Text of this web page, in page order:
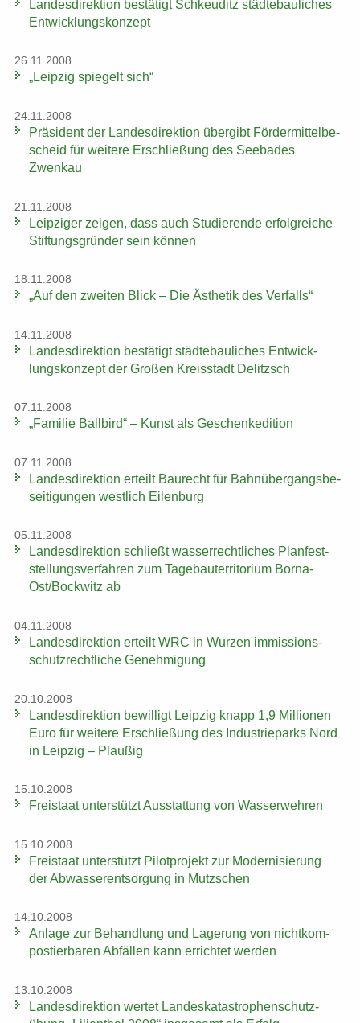
Lan­des­di­rek­ti­on be­stä­tigt Schkeu­ditz städ­te­bau­li­ches
Ent­wick­lungs­kon­zept
26.11.2008
„Leip­zig spie­gelt sich“
24.11.2008
Prä­si­dent der Lan­des­di­rek­ti­on über­gibt För­der­mit­tel­be­
scheid für wei­te­re Er­schlie­ßung des See­ba­des
Zwenkau
21.11.2008
Leip­zi­ger zei­gen, dass auch Stu­die­ren­de er­folg­rei­che
Stif­tungs­grün­der sein kön­nen
18.11.2008
„Auf den zwei­ten Blick – Die Äs­the­tik des Ver­falls“
14.11.2008
Lan­des­di­rek­ti­on be­stä­tigt städ­te­bau­li­ches Ent­wick­
lungs­kon­zept der Gro­ßen Kreis­stadt De­litzsch
07.11.2008
„Fa­mi­lie Ball­bird“ – Kunst als Ge­schen­ke­di­ti­on
07.11.2008
Lan­des­di­rek­ti­on er­teilt Bau­recht für Bahn­über­gangs­be­
sei­ti­gun­gen west­lich Ei­len­burg
05.11.2008
Lan­des­di­rek­ti­on schließt was­ser­recht­li­ches Plan­fest­
stel­lungs­ver­fah­ren zum Ta­ge­bau­ter­ri­to­ri­um Borna-​
Ost/Bock­witz ab
04.11.2008
Lan­des­di­rek­ti­on er­teilt WRC in Wur­zen im­mis­si­ons­
schutz­recht­li­che Ge­neh­mi­gung
20.10.2008
Lan­des­di­rek­ti­on be­wil­ligt Leip­zig knapp 1,9 Mil­lio­nen
Euro für wei­te­re Er­schlie­ßung des In­dus­trie­parks Nord
in Leip­zig – Plau­ßig
15.10.2008
Frei­staat un­ter­stützt Aus­stat­tung von Was­ser­weh­ren
15.10.2008
Frei­staat un­ter­stützt Pi­lot­pro­jekt zur Mo­der­ni­sie­rung
der Ab­was­ser­ent­sor­gung in Mutz­schen
14.10.2008
An­la­ge zur Be­hand­lung und La­ge­rung von nicht­kom­
pos­tier­ba­ren Ab­fäl­len kann er­rich­tet wer­den
13.10.2008
Lan­des­di­rek­ti­on wer­tet Lan­des­ka­ta­stro­phen­schutz­